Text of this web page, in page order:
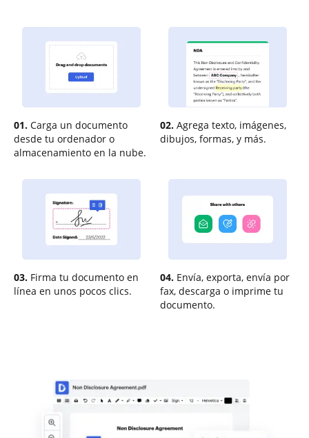
01. Carga un documento
desde tu ordenador o
almacenamiento en la nube.
02. Agrega texto, imágenes,
dibujos, formas, y más.
03. Firma tu documento en
línea en unos pocos clics.
04. Envía, exporta, envía por
fax, descarga o imprime tu
documento.